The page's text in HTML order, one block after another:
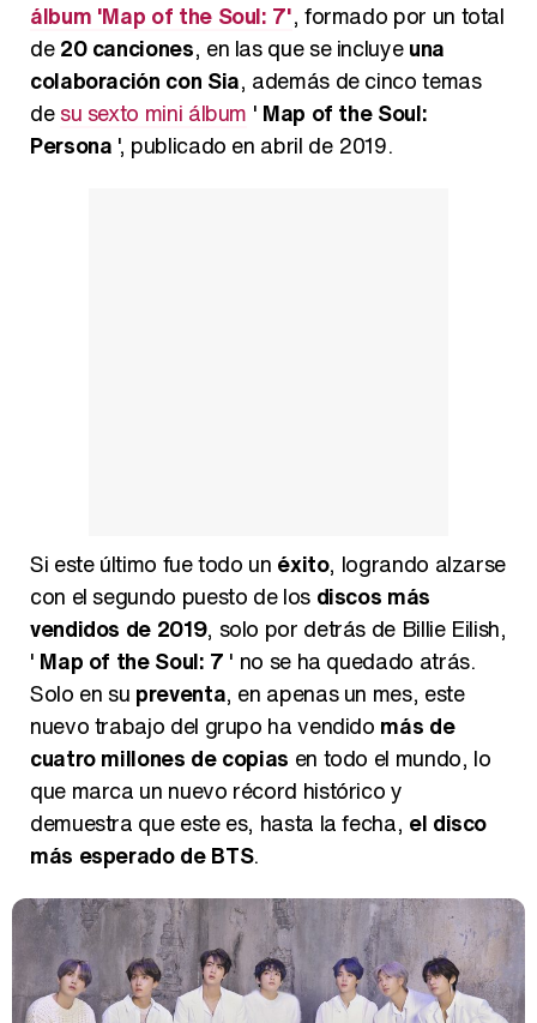
Magdalena de Suecia responde a las críticas y explica por qué le han permitido lanzar su propio negocio
álbum 'Map of the Soul: 7', formado por un total
de20 canciones, en las que se incluyeuna
colaboración con Sia, además de cinco temas
desu sexto mini álbum ' Map of the Soul:
Persona ', publicado en abril de 2019.
Si este último fue todo un éxito, logrando alzarse
con el segundo puesto de los discos más
vendidos de 2019, solo por detrás de Billie Eilish,
' Map of the Soul: 7 ' no se ha quedado atrás.
Solo en su preventa, en apenas un mes, este
nuevo trabajo del grupo ha vendido más de
cuatro millones de copias en todo el mundo, lo
que marca un nuevo récord histórico y
demuestra que este es, hasta la fecha, el disco
más esperado de BTS.